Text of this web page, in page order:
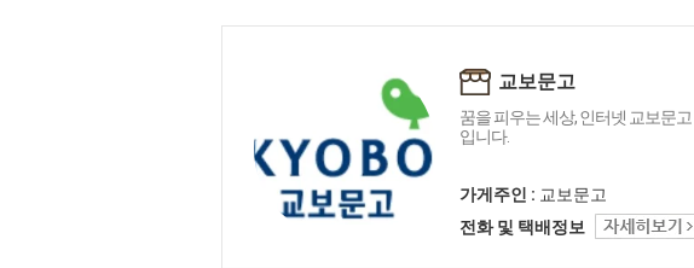
교보문고
꿈을 피우는 세상, 인터넷 교보문고
입니다.
가게주인 : 교보문고
전화 및 택배정보